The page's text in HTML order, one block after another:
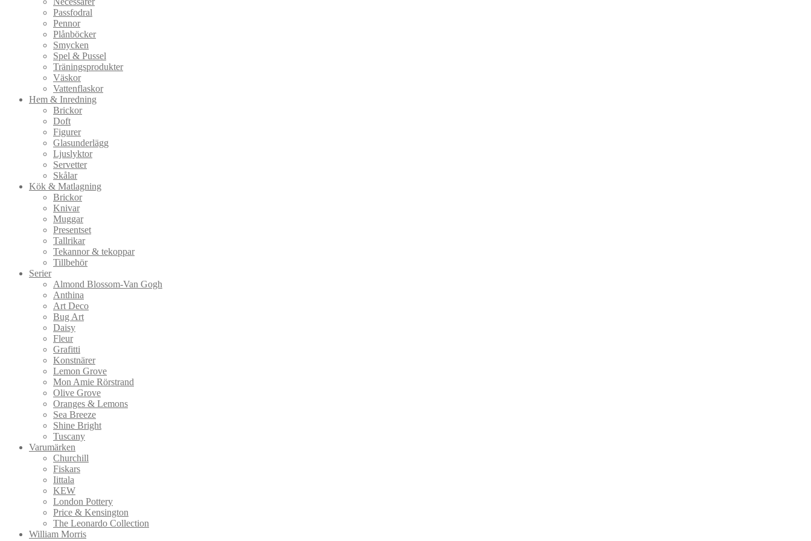
Passfodral
Pennor
Plånböcker
Smycken
Spel & Pussel
Träningsprodukter
Väskor
Vattenflaskor
Hem & Inredning
Brickor
Doft
Figurer
Glasunderlägg
Ljuslyktor
Servetter
Skålar
Kök & Matlagning
Brickor
Knivar
Muggar
Presentset
Tallrikar
Tekannor & tekoppar
Tillbehör
Serier
Almond Blossom-Van Gogh
Anthina
Art Deco
Bug Art
Daisy
Fleur
Grafitti
Konstnärer
Lemon Grove
Mon Amie Rörstrand
Olive Grove
Oranges & Lemons
Sea Breeze
Shine Bright
Tuscany
Varumärken
Churchill
Fiskars
Iittala
KEW
London Pottery
Price & Kensington
The Leonardo Collection
William Morris